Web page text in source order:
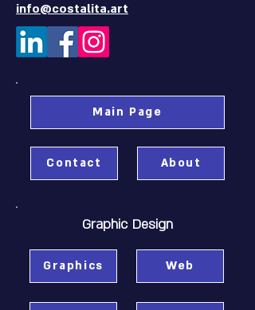
info@costalita.art
Main Page
Contact About
Graphic Design
Graphics Web